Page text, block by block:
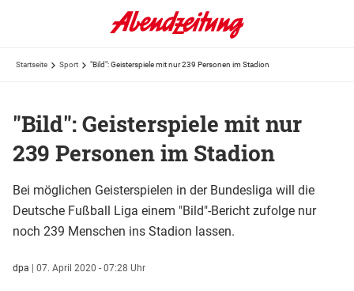
Startseite Sport "Bild": Geisterspiele mit nur 239 Personen im Stadion
"Bild": Geisterspiele mit nur
239 Personen im Stadion
Bei möglichen Geisterspielen in der Bundesliga will die
Deutsche Fußball Liga einem "Bild"-Bericht zufolge nur
noch 239 Menschen ins Stadion lassen.
dpa | 07. April 2020 - 07:28 Uhr